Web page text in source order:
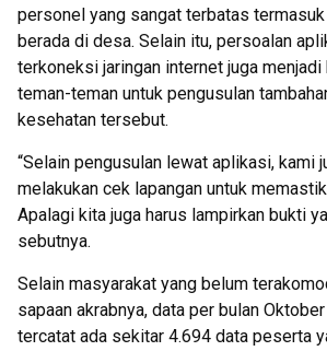
personel yang sangat terbatas
berada di desa. Selain itu, persoalan
terkoneksi jaringan internet juga menjadi
teman-teman untuk pengusulan
kesehatan tersebut.
“Selain pengusulan lewat aplikasi, kami
melakukan cek lapangan untuk
Apalagi kita juga harus lampirkan bukti
sebutnya.
Selain masyarakat yang belum
sapaan akrabnya, data per bulan
tercatat ada sekitar 4.694 data peserta